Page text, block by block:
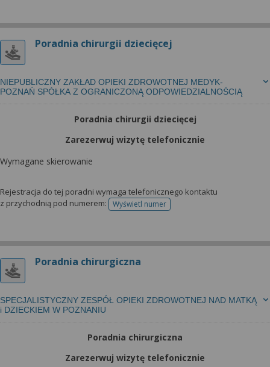
Poradnia chirurgii dziecięcej
NIEPUBLICZNY ZAKŁAD OPIEKI ZDROWOTNEJ MEDYK-
POZNAŃ SPÓŁKA Z OGRANICZONĄ ODPOWIEDZIALNOŚCIĄ
Poradnia chirurgii dziecięcej
Zarezerwuj wizytę telefonicznie
Wymagane skierowanie
Rejestracja do tej poradni wymaga telefonicznego kontaktu
z przychodnią pod numerem:
Wyświetl numertelefonu do rejestracji
Poradnia chirurgiczna
SPECJALISTYCZNY ZESPÓŁ OPIEKI ZDROWOTNEJ NAD MATKĄ
i DZIECKIEM W POZNANIU
Poradnia chirurgiczna
Zarezerwuj wizytę telefonicznie